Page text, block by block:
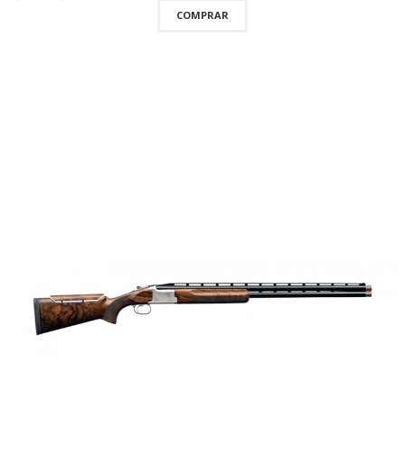
COMPRAR